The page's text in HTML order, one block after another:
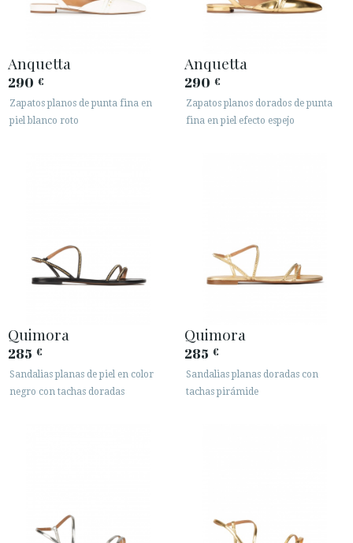
Anquetta
290 €
Zapatos planos de punta fina en
piel blanco roto
Anquetta
290 €
Zapatos planos dorados de punta
fina en piel efecto espejo
Quimora
285 €
Sandalias planas de piel en color
negro con tachas doradas
Quimora
285 €
Sandalias planas doradas con
tachas pirámide